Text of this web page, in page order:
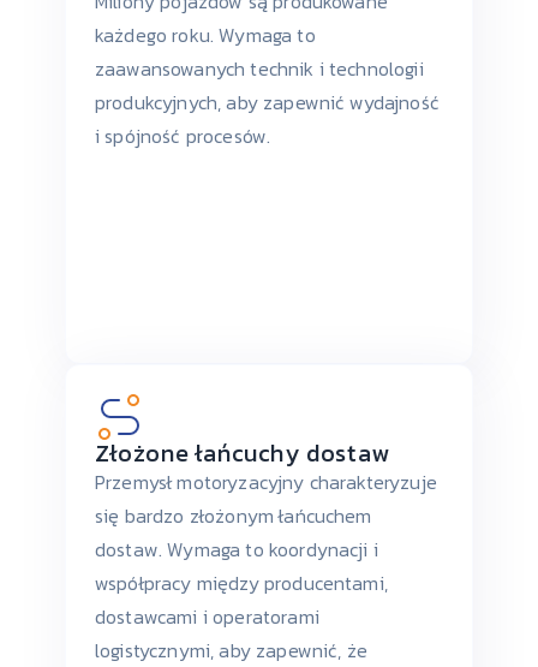
każdego roku. Wymaga to
zaawansowanych technik i technologii
produkcyjnych, aby zapewnić wydajność
i spójność procesów.
Złożone łańcuchy dostaw
Przemysł motoryzacyjny charakteryzuje
się bardzo złożonym łańcuchem
dostaw. Wymaga to koordynacji i
współpracy między producentami,
dostawcami i operatorami
logistycznymi, aby zapewnić, że